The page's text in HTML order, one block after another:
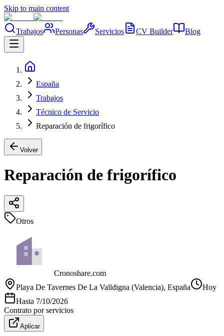
Skip to main content
Trabajos Personas Servicios CV Builder Blog
España
Trabajos
Técnico de Servicio
Reparación de frigorífico
Volver
Reparación de frigorífico
Otros
Cronoshare.com
Playa De Tavernes De La Valldigna (Valencia), España
Hoy
Hasta 7/10/2026
Contrato por servicios
Aplicar